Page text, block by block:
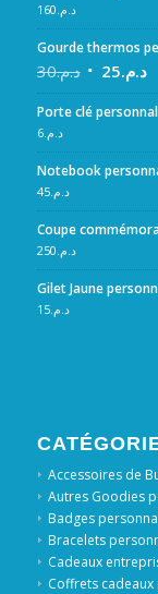
د.م.160
Gourde thermos
د.م.30 د.م.25
Porte clé
د.م.6
Notebook
د.م.45
Coupe
د.م.250
Gilet Jaune
د.م.15
Accessoires de
Autres Goodies
Badges
Bracelets
Cadeaux
Coffrets